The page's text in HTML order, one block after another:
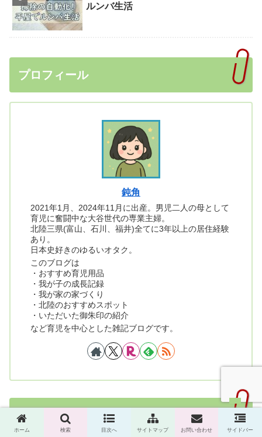
ルンバ生活
プロフィール
鈍角
2021年1月、2024年11月に出産。男児二人の母として
育児に奮闘中な大谷世代の専業主婦。
北陸三県(富山、石川、福井)全てに3年以上の居住経験
あり。
日本史好きのゆるいオタク。
このブログは
・おすすめ育児用品
・我が子の成長記録
・我が家の家づくり
・北陸のおすすめスポット
・いただいた御朱印の紹介
など育児を中心とした雑記ブログです。
X(旧Twitter)
ホーム 検索 目次へ サイトマップ お問い合わせ サイドバー